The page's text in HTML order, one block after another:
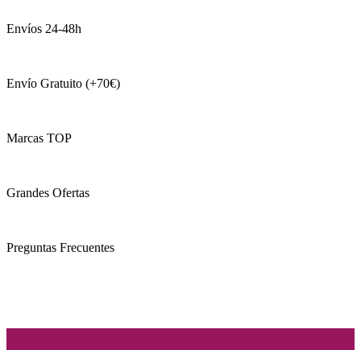
Envíos 24-48h
Envío Gratuito (+70€)
Marcas TOP
Grandes Ofertas
Preguntas Frecuentes